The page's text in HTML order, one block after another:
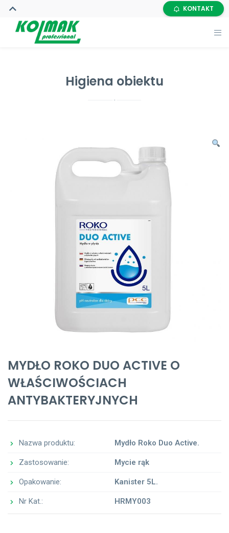
KONTAKT
Higiena obiektu
MYDŁO ROKO DUO ACTIVE O
WŁAŚCIWOŚCIACH
ANTYBAKTERYJNYCH
Nazwa produktu:
Zastosowanie:
Opakowanie:
Nr Kat.:
Mydło Roko Duo Active.
Mycie rąk
Kanister 5L.
HRMY003